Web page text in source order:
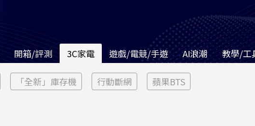
開箱/評測 3C家電 遊戲/電競/手遊 AI浪潮 教學/工
「全新」庫存機 行動斷網 蘋果BTS